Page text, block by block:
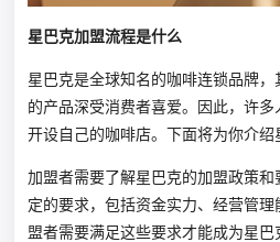
星巴克加盟流程是什么
星巴克是全球知名的咖啡连锁品牌
的产品深受消费者喜爱。因此，许多
开设自己的咖啡店。下面将为你介绍
加盟者需要了解星巴克的加盟政策
定的要求，包括资金实力、经营管
盟者需要满足这些要求才能成为星巴